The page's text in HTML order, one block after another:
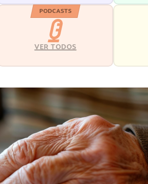
PODCASTS
VER TODOS